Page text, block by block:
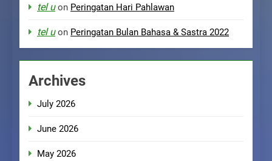
tel uon Peringatan Hari Pahlawan
tel uon Peringatan Bulan Bahasa & Sastra 2022
Archives
July 2026
June 2026
May 2026